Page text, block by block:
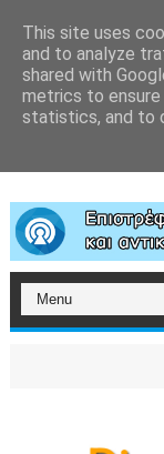
This site uses
and to analyze
shared with
metrics to
statistics, and to